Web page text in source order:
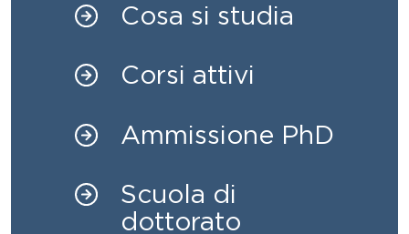
Cosa si studia
Corsi attivi
Ammissione PhD
Scuola di
dottorato